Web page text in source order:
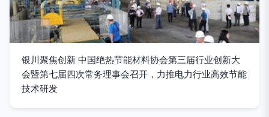
银川聚焦创新 中国绝热节能材料协会第三届行业创新大
会暨第七届四次常务理事会召开，力推电力行业高效节能
技术研发